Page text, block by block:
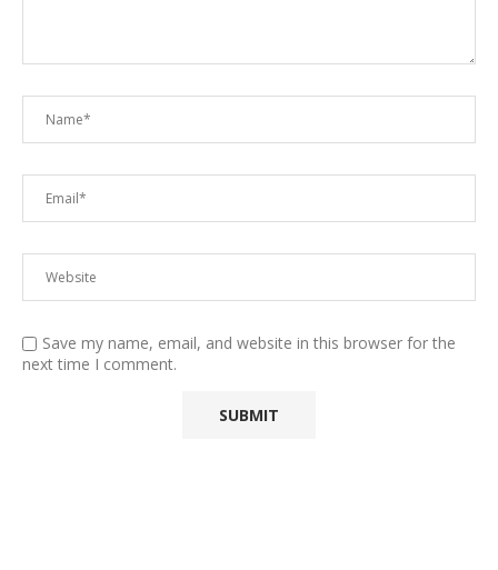
Save my name, email, and website in this browser for the
next time I comment.